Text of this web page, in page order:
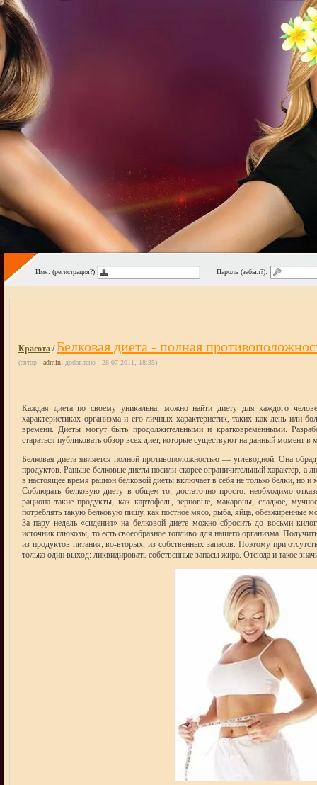
Имя: (регистрация?) Пароль (забыл?):
Красота /Белковая диета - полная
(автор - admin , добавлено - 28-07-2011, 18:35)
Каждая диета по своему уникальна, можно найти диету для каждого
характеристиках организма и его личных характеристик, таких как лень или
времени. Диеты могут быть продолжительными и кратковременными.
стараться публиковать обзор всех диет, которые существуют на данный момент в
Белковая диета является полной противоположностью — углеводной. Она
продуктов. Раньше белковые диеты носили скорее ограничительный характер, а
в настоящее время рацион белковой диеты включает в себя не только белки, но и
Соблюдать белковую диету в общем-то, достаточно просто: необходимо
рациона такие продукты, как картофель, зерновые, макароны, сладкое,
потреблять такую белковую пищу, как постное мясо, рыба, яйца, обезжиренные
За пару недель «сидения» на белковой диете можно сбросить до восьми
источник глюкозы, то есть своеобразное топливо для нашего организма.
из продуктов питания; во-вторых, из собственных запасов. Поэтому при
только один выход: ликвидировать собственные запасы жира. Отсюда и такое